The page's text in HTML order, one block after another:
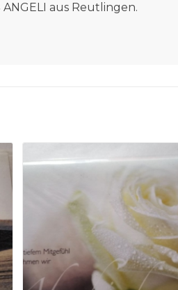
aus Reutlingen.